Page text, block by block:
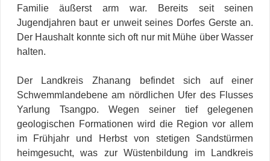
Familie äußerst arm war. Bereits seit seinen
Jugendjahren baut er unweit seines Dorfes Gerste an.
Der Haushalt konnte sich oft nur mit Mühe über Wasser
halten.
Der Landkreis Zhanang befindet sich auf einer
Schwemmlandebene am nördlichen Ufer des Flusses
Yarlung Tsangpo. Wegen seiner tief gelegenen
geologischen Formationen wird die Region vor allem
im Frühjahr und Herbst von stetigen Sandstürmen
heimgesucht, was zur Wüstenbildung im Landkreis